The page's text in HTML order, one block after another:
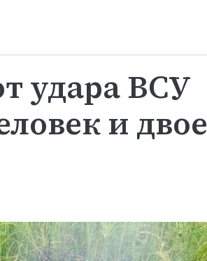
удара ВСУ
и двое